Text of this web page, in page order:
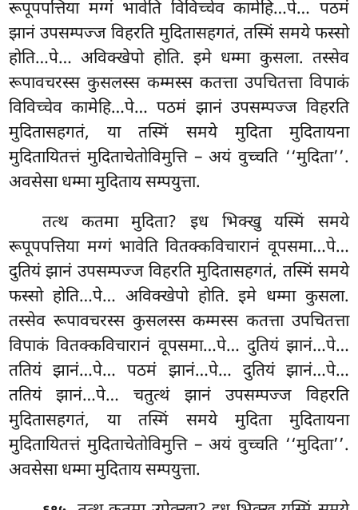
रूपूपपत्तिया मग्गं भावेति विविच्चेव कामेहि…पे… पठमं
झानं उपसम्पज्ज विहरति मुदितासहगतं, तस्मिं समये फस्सो
होति…पे… अविक्खेपो होति. इमे धम्मा कुसला. तस्सेव
रूपावचरस्स कुसलस्सकम्मस्स कतत्ता उपचितत्ता विपाकं
विविच्चेव कामेहि…पे… पठमं झानं उपसम्पज्ज विहरति
मुदितासहगतं, या तस्मिं समये मुदिता मुदितायना
मुदितायितत्तं मुदिताचेतोविमुत्ति – अयं वुच्चति ‘‘मुदिता’’.
अवसेसा धम्मा मुदिताय सम्पयुत्ता.
तत्थ कतमा मुदिता? इध भिक्खु यस्मिं समये
रूपूपपत्तिया मग्गं भावेति वितक्कविचारानं वूपसमा…पे…
दुतियं झानं उपसम्पज्ज विहरति मुदितासहगतं, तस्मिं समये
फस्सो होति…पे… अविक्खेपो होति. इमे धम्मा कुसला.
तस्सेव रूपावचरस्स कुसलस्स कम्मस्स कतत्ता उपचितत्ता
विपाकं वितक्कविचारानं वूपसमा…पे… दुतियं झानं…पे…
ततियं झानं…पे… पठमं झानं…पे… दुतियं झानं…पे…
ततियं झानं…पे… चतुत्थं झानं उपसम्पज्ज विहरति
मुदितासहगतं, या तस्मिं समये मुदिता मुदितायना
मुदितायितत्तं मुदिताचेतोविमुत्ति – अयं वुच्चति ‘‘मुदिता’’.
अवसेसा धम्मा मुदिताय सम्पयुत्ता.